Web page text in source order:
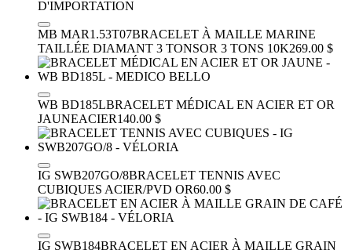
MB MAR1.53T07BRACELET À MAILLE MARINE
TAILLÉE DIAMANT 3 TONSOR 3 TONS 10K269.00 $
WB BD185LBRACELET MÉDICAL EN ACIER ET OR
JAUNEACIER140.00 $
IG SWB207GO/8BRACELET TENNIS AVEC
CUBIQUES ACIER/PVD OR60.00 $
IG SWB184BRACELET EN ACIER À MAILLE GRAIN